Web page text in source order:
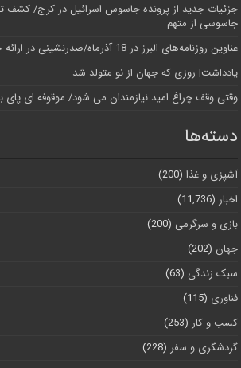
جزئیات جدید از پرونده جاسوس اسرائیل در کرج/‌ کشف
جاسوسی از متهم
عناوین روزنامه‌های البرز در ‌18 آذرماه/صدرنشینی در ارائه خدمات زایمان بی‌درد
یادداشت| روزی که جهان از نو متولد شد
وقتی وقف چراغ امید نیازمندان می شود/ موقوفه ای پای
دسته‌ها
آشپزی و غذا (200)
اخبار (11,736)
بازی و سرگرمی (200)
جهان (202)
سبک زندگی (63)
فناوری (115)
کسب و کار (253)
گردشگری و سفر (228)